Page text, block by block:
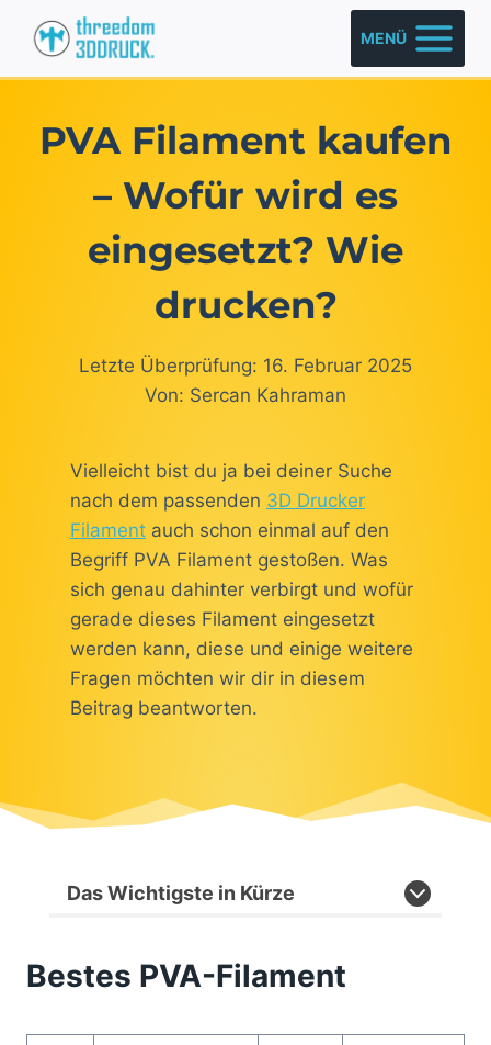
Inhalt
springen
MENÜ
PVA Filament kaufen
– Wofür wird es
eingesetzt? Wie
drucken?
Letzte Überprüfung: 16. Februar 2025
Von: Sercan Kahraman
Vielleicht bist du ja bei deiner Suche
nach dem passenden 3D Drucker
Filament auch schon einmal auf den
Begriff PVA Filament gestoßen. Was
sich genau dahinter verbirgt und wofür
gerade dieses Filament eingesetzt
werden kann, diese und einige weitere
Fragen möchten wir dir in diesem
Beitrag beantworten.
Das Wichtigste in Kürze
Bestes PVA-Filament